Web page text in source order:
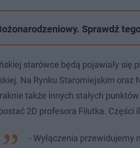
Sprawdź
starówce będą pojawiały się
Na Rynku Staromiejskim
także innych stałych
2D profesora Filutka. Części
- Wyłączenia przewidujemy